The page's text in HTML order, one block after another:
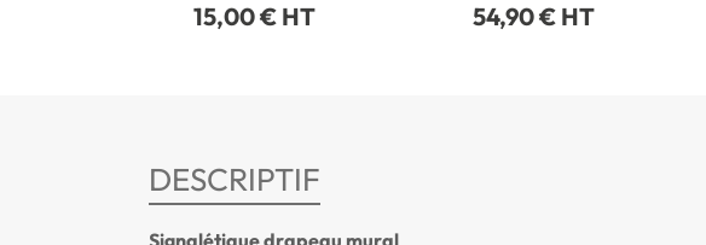
15,00 € HT 54,90 € HT
DESCRIPTIF